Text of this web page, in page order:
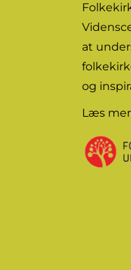
at
og
Læs